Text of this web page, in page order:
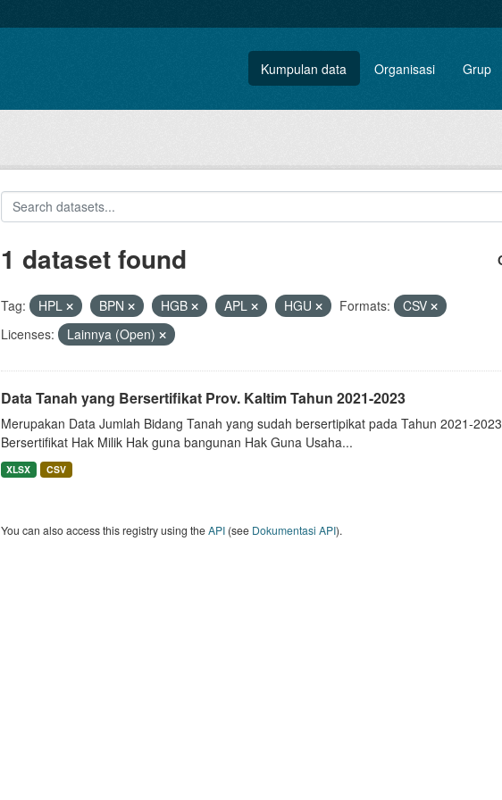
Kumpulan data Organisasi Grup
1 dataset found
Tag: HPL BPN HGB APL HGU Formats:
CSV
Licenses:
Lainnya (Open)
Data Tanah yang Bersertifikat Prov. Kaltim Tahun 2021-2023
Merupakan Data Jumlah Bidang Tanah yang sudah bersertipikat pada Tahun 2021-
Bersertifikat Hak Milik Hak guna bangunan Hak Guna Usaha...
XLSX CSV
You can also access this registry using theAPI(see Dokumentasi API).